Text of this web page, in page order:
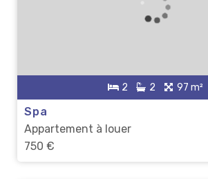
2 2 97 m²
Spa
Appartement à louer
750 €